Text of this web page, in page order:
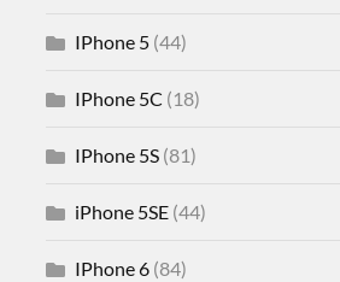
IPhone 5 (44)
IPhone 5C (18)
IPhone 5S (81)
iPhone 5SE (44)
IPhone 6 (84)